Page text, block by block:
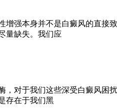
增强本身并不是白癜风的直接
量缺失。我们应
，对于我们这些深受白癜风困
存在于我们黑